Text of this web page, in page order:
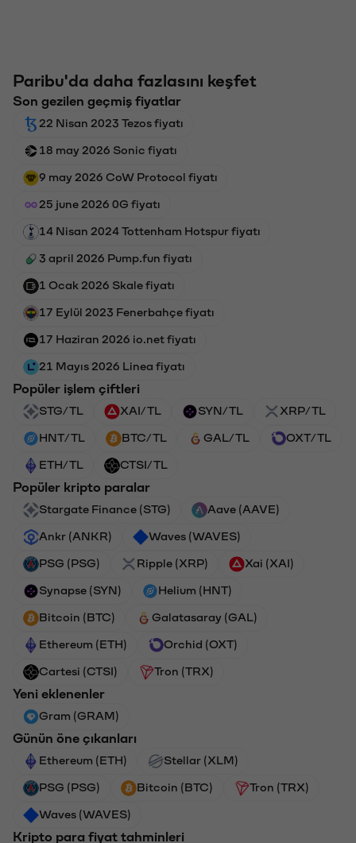
Paribu'da daha fazlasını keşfet
Son gezilen geçmiş fiyatlar
22 Nisan 2023 Tezos fiyatı
18 may 2026 Sonic fiyatı
9 may 2026 CoW Protocol fiyatı
25 june 2026 0G fiyatı
14 Nisan 2024 Tottenham Hotspur fiyatı
3 april 2026 Pump.fun fiyatı
1 Ocak 2026 Skale fiyatı
17 Eylül 2023 Fenerbahçe fiyatı
17 Haziran 2026 io.net fiyatı
21 Mayıs 2026 Linea fiyatı
Popüler işlem çiftleri
STG/TL XAI/TL SYN/TL XRP/TL
HNT/TL BTC/TL GAL/TL OXT/TL
ETH/TL CTSI/TL
Popüler kripto paralar
Stargate Finance (STG) Aave (AAVE)
Ankr (ANKR) Waves (WAVES)
PSG (PSG) Ripple (XRP) Xai (XAI)
Synapse (SYN) Helium (HNT)
Bitcoin (BTC) Galatasaray (GAL)
Ethereum (ETH) Orchid (OXT)
Cartesi (CTSI) Tron (TRX)
Yeni eklenenler
Gram (GRAM)
Günün öne çıkanları
Ethereum (ETH) Stellar (XLM)
PSG (PSG) Bitcoin (BTC) Tron (TRX)
Waves (WAVES)
Kripto para fiyat tahminleri